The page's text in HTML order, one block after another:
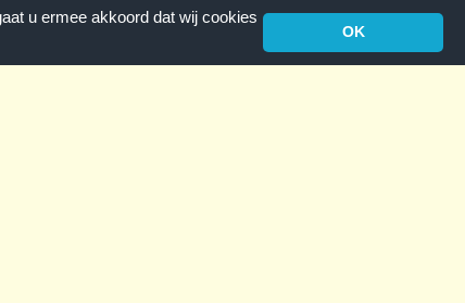
u ermee akkoord dat wij cookies
OK